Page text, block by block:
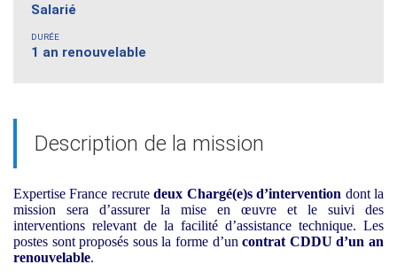
Salarié
DURÉE
1 an renouvelable
Description de la mission
Expertise France recrutedeux Chargé(e)s d’intervention dont la
mission sera d’assurer la mise en œuvre et le suivi des
interventions relevant de la facilité d’assistance technique. Les
postes sont proposés sous la forme d’uncontrat CDDU d’un an
renouvelable.